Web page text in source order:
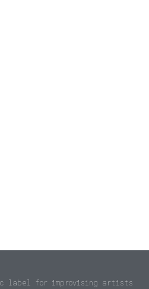
label for improvising artists